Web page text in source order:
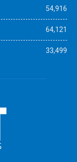
54,916
64,121
33,499